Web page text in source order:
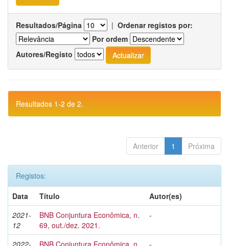
Resultados/Página | Ordenar registos por:
Por ordem
Autores/Registo
Resultados 1-2 de 2.
Anterior 1 Próxima
Registos:
Data
Título
Autor(es)
2021-
12
BNB Conjuntura Econômica, n.
69, out./dez. 2021.
-
2022-
BNB Conjuntura Econômica, n.
-